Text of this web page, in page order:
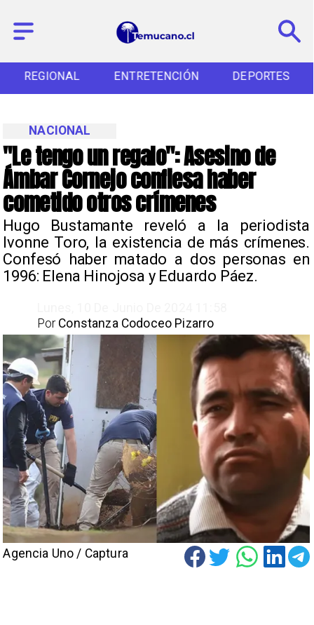
REGIONAL ENTRETENCIÓN DEPORTES
"Le tengo un regalo": Asesino de
Ámbar Cornejo confiesa haber
cometido otros crímenes
Hugo Bustamante reveló a la periodista
Ivonne Toro, la existencia de más crímenes.
Confesó haber matado a dos personas en
1996: Elena Hinojosa y Eduardo Páez.
NACIONAL
Constanza Codoceo Pizarro
Por
Agencia Uno / Captura